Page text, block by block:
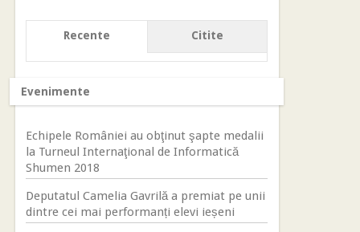
Recente Citite
Evenimente
Echipele României au obţinut şapte medalii
la Turneul Internaţional de Informatică
Shumen 2018
Deputatul Camelia Gavrilă a premiat pe unii
dintre cei mai performanți elevi ieșeni